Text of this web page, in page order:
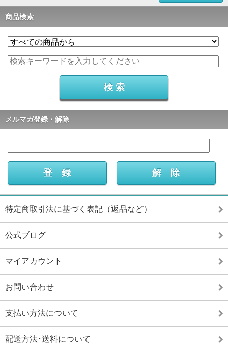
商品検索
メルマガ登録・解除
特定商取引法に基づく表記（返品など）
公式ブログ
マイアカウント
お問い合わせ
支払い方法について
配送方法･送料について